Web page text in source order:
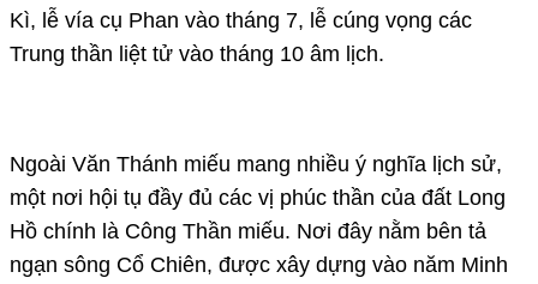
Kì, lễ vía cụ Phan vào tháng 7, lễ cúng vọng các
Trung thần liệt tử vào tháng 10 âm lịch.
Ngoài Văn Thánh miếu mang nhiều ý nghĩa lịch sử,
một nơi hội tụ đầy đủ các vị phúc thần của đất Long
Hồ chính là Công Thần miếu. Nơi đây nằm bên tả
ngạn sông Cổ Chiên, được xây dựng vào năm Minh